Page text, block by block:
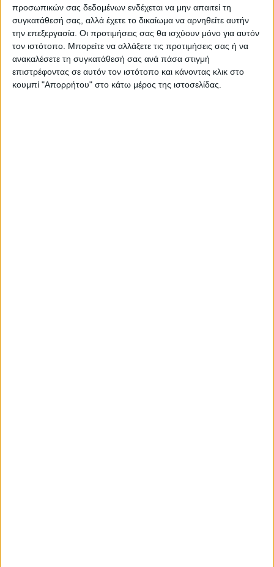
προσωπικών σας δεδομένων ενδέχεται να μην απαιτεί τη
συγκατάθεσή σας, αλλά έχετε το δικαίωμα να αρνηθείτε αυτήν
την επεξεργασία. Οι προτιμήσεις σας θα ισχύουν μόνο για αυτόν
τον ιστότοπο. Μπορείτε να αλλάξετε τις προτιμήσεις σας ή να
ανακαλέσετε τη συγκατάθεσή σας ανά πάσα στιγμή
επιστρέφοντας σε αυτόν τον ιστότοπο και κάνοντας κλικ στο
κουμπί "Απορρήτου" στο κάτω μέρος της ιστοσελίδας.
Η Αρχαιότερη Καθημερινή Πρωινή Εφημερίδα της Καρδίτσας
ΠΑΡΟΜΟΙΑ ΑΡΘΡΑ